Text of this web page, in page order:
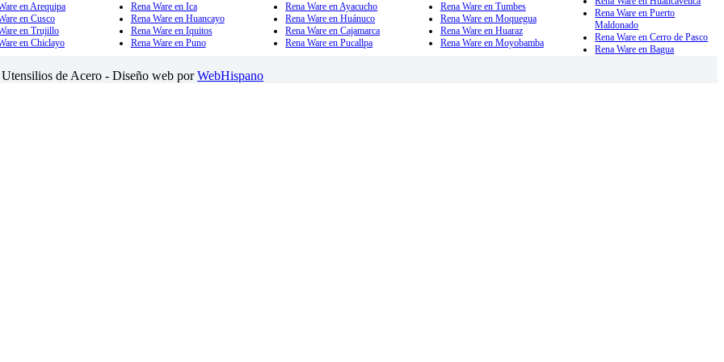
en Arequipa
en Cusco
en Trujillo
en Chiclayo
Rena Ware en Ica
Rena Ware en Huancayo
Rena Ware en Iquitos
Rena Ware en Puno
Rena Ware en Ayacucho
Rena Ware en Huánuco
Rena Ware en Cajamarca
Rena Ware en Pucallpa
Rena Ware en Tumbes
Rena Ware en Moquegua
Rena Ware en Huaraz
Rena Ware en Moyobamba
Rena Ware en Puerto
Maldonado
Rena Ware en Cerro de Pasco
Rena Ware en Bagua
de Acero - Diseño web porWebHispano